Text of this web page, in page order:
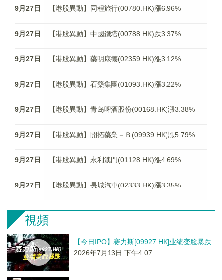
9月27日 【港股異動】同程旅行(00780.HK)漲6.96%
9月27日 【港股異動】中國鐵塔(00788.HK)跌3.37%
9月27日 【港股異動】藥明康德(02359.HK)漲3.12%
9月27日 【港股異動】石藥集團(01093.HK)漲3.22%
9月27日 【港股異動】青岛啤酒股份(00168.HK)漲3.38%
9月27日 【港股異動】開拓藥業－Ｂ(09939.HK)漲5.79%
9月27日 【港股異動】永利澳門(01128.HK)漲4.69%
9月27日 【港股異動】長城汽車(02333.HK)漲3.35%
視頻
【今日IPO】赛力斯[09927.HK]业绩变脸暴跌
2026年7月13日 下午4:07